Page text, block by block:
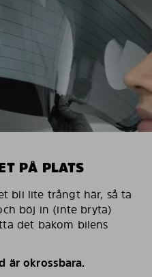
PÅ PLATS
bli lite trångt här, så ta
böj in (inte bryta)
det bakom bilens
är okrossbara.